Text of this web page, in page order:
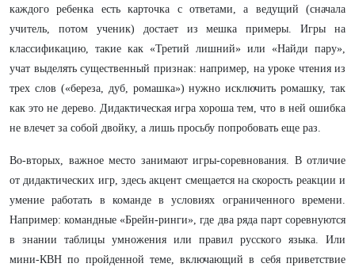
каждого ребенка есть карточка с ответами, а ведущий (сначала
учитель, потом ученик) достает из мешка примеры. Игры на
классификацию, такие как «Третий лишний» или «Найди пару»,
учат выделять существенный признак: например, на уроке чтения из
трех слов («береза, дуб, ромашка») нужно исключить ромашку, так
как это не дерево. Дидактическая игра хороша тем, что в ней ошибка
не влечет за собой двойку, а лишь просьбу попробовать еще раз.
Во-вторых, важное место занимают игры-соревнования. В отличие
от дидактических игр, здесь акцент смещается на скорость реакции и
умение работать в команде в условиях ограниченного времени.
Например: командные «Брейн-ринги», где два ряда парт соревнуются
в знании таблицы умножения или правил русского языка. Или
мини-КВН по пройденной теме, включающий в себя приветствие